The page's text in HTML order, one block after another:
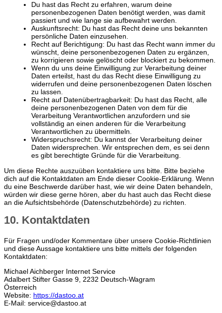
Du hast das Recht zu erfahren, warum deine
personenbezogenen Daten benötigt werden, was damit
passiert und wie lange sie aufbewahrt werden.
Auskunftsrecht: Du hast das Recht deine uns bekannten
persönliche Daten einzusehen.
Recht auf Berichtigung: Du hast das Recht wann immer du
wünscht, deine personenbezogenen Daten zu ergänzen,
zu korrigieren sowie gelöscht oder blockiert zu bekommen.
Wenn du uns deine Einwilligung zur Verarbeitung deiner
Daten erteilst, hast du das Recht diese Einwilligung zu
widerrufen und deine personenbezogenen Daten löschen
zu lassen.
Recht auf Datenübertragbarkeit: Du hast das Recht, alle
deine personenbezogenen Daten von dem für die
Verarbeitung Verantwortlichen anzufordern und sie
vollständig an einen anderen für die Verarbeitung
Verantwortlichen zu übermitteln.
Widerspruchsrecht: Du kannst der Verarbeitung deiner
Daten widersprechen. Wir entsprechen dem, es sei denn
es gibt berechtigte Gründe für die Verarbeitung.
Um diese Rechte auszuüben kontaktiere uns bitte. Bitte beziehe
dich auf die Kontaktdaten am Ende dieser Cookie-Erklärung. Wenn
du eine Beschwerde darüber hast, wie wir deine Daten behandeln,
würden wir diese gerne hören, aber du hast auch das Recht diese
an die Aufsichtsbehörde (Datenschutzbehörde) zu richten.
10. Kontaktdaten
Für Fragen und/oder Kommentare über unsere Cookie-Richtlinien
und diese Aussage kontaktiere uns bitte mittels der folgenden
Kontaktdaten:
Michael Aichberger Internet Service
Adalbert Stifter Gasse 9, 2232 Deutsch-Wagram
Österreich
Website: https://dastoo.at
E-Mail: service@dastoo.at